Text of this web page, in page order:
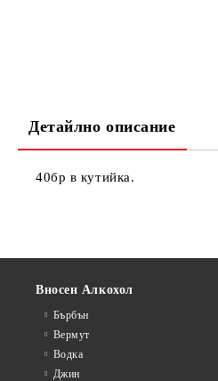
Детайлно описание
40бр в кутийка.
Вносен Алкохол
Бърбън
Вермут
Водка
Джин